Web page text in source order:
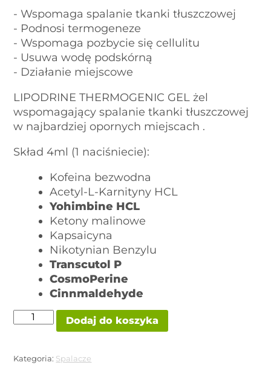
- Wspomaga spalanie tkanki tłuszczowej
- Podnosi termogeneze
- Wspomaga pozbycie się cellulitu
- Usuwa wodę podskórną
- Działanie miejscowe
LIPODRINE THERMOGENIC GEL żel
wspomagający spalanie tkanki tłuszczowej
w najbardziej opornych miejscach .
Skład 4ml (1 naciśniecie):
Kofeina bezwodna
Acetyl-L-Karnityny HCL
Yohimbine HCL
Ketony malinowe
Kapsaicyna
Nikotynian Benzylu
Transcutol P
CosmoPerine
Cinnmaldehyde
ilość
LIPODRINE
(żel
Dodaj do koszyka
Kategoria: Spalacze